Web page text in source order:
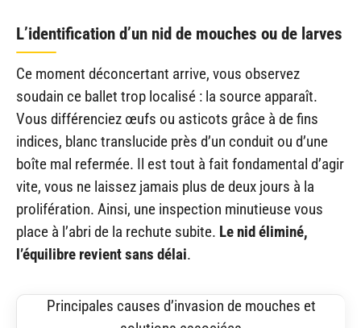
L’identification d’un nid de mouches ou de larves
Ce moment déconcertant arrive, vous observez
soudain ce ballet trop localisé : la source apparaît.
Vous différenciez œufs ou asticots grâce à de fins
indices, blanc translucide près d’un conduit ou d’une
boîte mal refermée. Il est tout à fait fondamental d’agir
vite, vous ne laissez jamais plus de deux jours à la
prolifération. Ainsi, une inspection minutieuse vous
place à l’abri de la rechute subite. Le nid éliminé,
l’équilibre revient sans délai.
Principales causes d’invasion de mouches et